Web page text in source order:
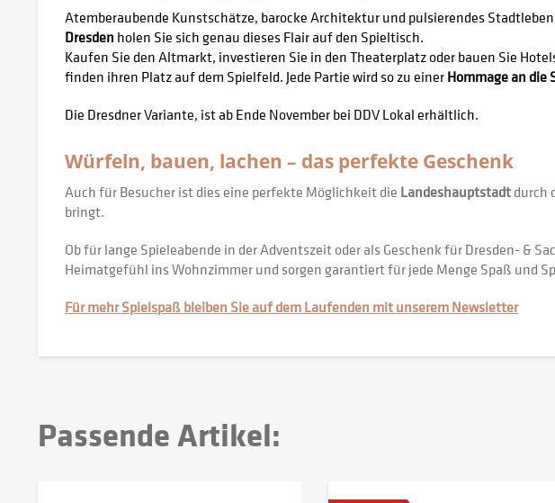
Atemberaubende Kunstschätze, barocke Architektur und pulsierendes
Dresden holen Sie sich genau dieses Flair auf den Spieltisch.
Kaufen Sie den Altmarkt, investieren Sie in den Theaterplatz oder bauen Sie
finden ihren Platz auf dem Spielfeld. Jede Partie wird so zu einerHommage an die
Die Dresdner Variante, ist ab Ende November bei DDV Lokal erhältlich.
Würfeln, bauen, lachen – das perfekte Geschenk
Auch für Besucher ist dies eine perfekte Möglichkeit die Landeshauptstadtdurch
bringt.
Ob für lange Spieleabende in der Adventszeit oder als Geschenk für Dresden- &
Heimatgefühl ins Wohnzimmer und sorgen garantiert für jede Menge Spaß und
Für mehr Spielspaß bleiben Sie auf dem Laufenden mit unserem Newsletter
Passende Artikel: